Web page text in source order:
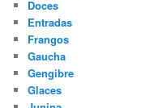
Doces
Entradas
Frangos
Gaucha
Gengibre
Glaces